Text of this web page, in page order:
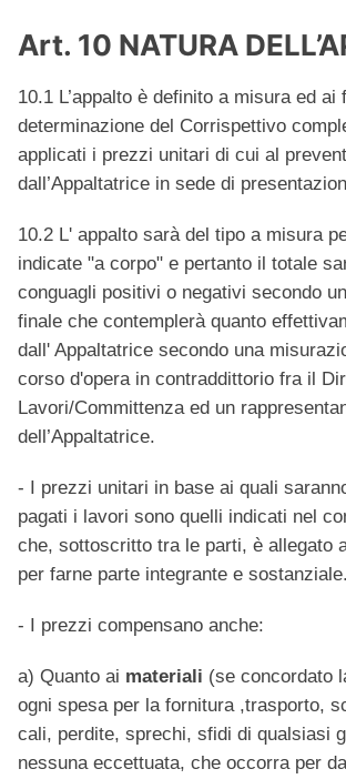
Art. 10 NATURA
10.1 L’appalto è definito a misura ed ai
determinazione del Corrispettivo
applicati i prezzi unitari di cui al
dall’Appaltatrice in sede di
10.2 L' appalto sarà del tipo a misura
indicate "a corpo" e pertanto il totale
conguagli positivi o negativi secondo
finale che contemplerà quanto
dall' Appaltatrice secondo una
corso d'opera in contraddittorio fra il
Lavori/Committenza ed un
dell’Appaltatrice.
- I prezzi unitari in base ai quali
pagati i lavori sono quelli indicati nel
che, sottoscritto tra le parti, è allegato
per farne parte integrante e sostanziale.
- I prezzi compensano anche:
a) Quanto ai materiali (se concordato
ogni spesa per la fornitura ,trasporto,
cali, perdite, sprechi, sfidi di qualsiasi
nessuna eccettuata, che occorra per